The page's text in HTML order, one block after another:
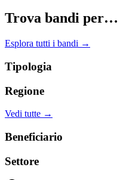
Trova bandi per…
Esplora tutti i bandi →
Tipologia
Regione
Vedi tutte →
Beneficiario
Settore